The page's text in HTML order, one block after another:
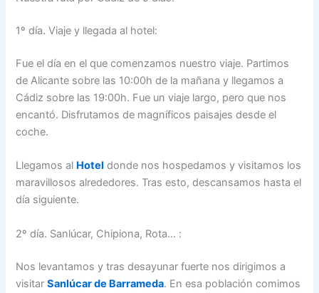
1º día. Viaje y llegada al hotel:
Fue el día en el que comenzamos nuestro viaje. Partimos
de Alicante sobre las 10:00h de la mañana y llegamos a
Cádiz sobre las 19:00h. Fue un viaje largo, pero que nos
encantó. Disfrutamos de magníficos paisajes desde el
coche.
Llegamos al Hotel donde nos hospedamos y visitamos los
maravillosos alrededores. Tras esto, descansamos hasta el
día siguiente.
2º día. Sanlúcar, Chipiona, Rota… :
Nos levantamos y tras desayunar fuerte nos dirigimos a
visitarSanlúcar de Barrameda. En esa población comimos